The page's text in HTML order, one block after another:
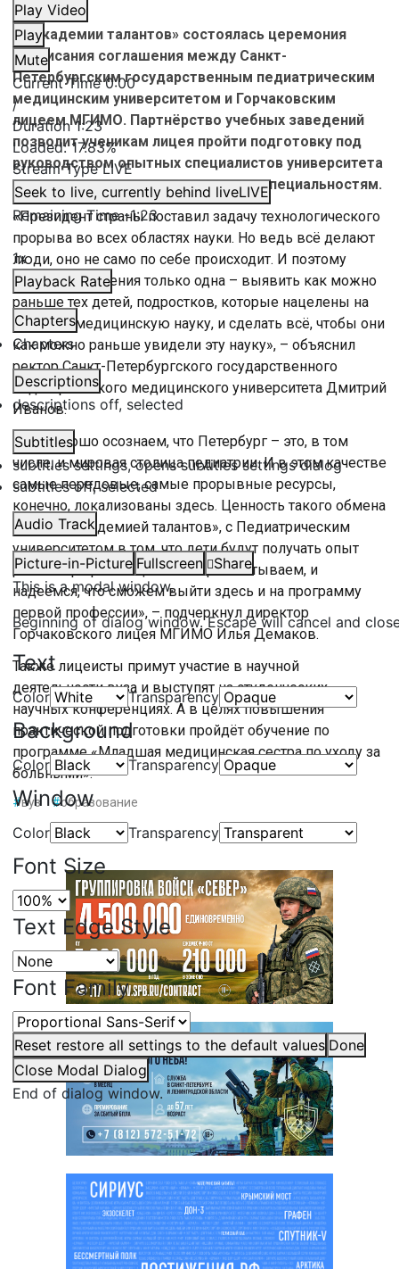
Play Video
Play
Mute
Current Time0:00
/
Duration1:23
Loaded:17.83%
Stream TypeLIVE
Seek to live, currently behind liveLIVE
Remaining Time-1:23
1x
Playback Rate
Chapters
Chapters
Descriptions
descriptions off, selected
Subtitles
subtitles settings, opens subtitles settings dialog
subtitles off, selected
Audio Track
Picture-in-Picture Fullscreen
Share
This is a modal window.
Beginning of dialog window. Escape will cancel and
Text
Color Transparency
Background
Color Transparency
Window
Color Transparency
Font Size
Text Edge Style
Font Family
Reset restore all settings to the default values Done
Close Modal Dialog
End of dialog window.
В «Академии талантов» состоялась церемония
подписания соглашения между Санкт-
Петербургским государственным педиатрическим
медицинским университетом и Горчаковским
лицеем МГИМО. Партнёрство учебных заведений
позволит ученикам лицея пройти подготовку под
руководством опытных специалистов университета
и повысит интерес к медицинским специальностям.
«Президент страны поставил задачу технологического
прорыва во всех областях науки. Но ведь всё делают
люди, оно не само по себе происходит. И поэтому
задача соглашения только одна – выявить как можно
раньше тех детей, подростков, которые нацелены на
науку, на медицинскую науку, и сделать всё, чтобы они
как можно раньше увидели эту науку», – объяснил
ректор Санкт-Петербургского государственного
педиатрического медицинского университета Дмитрий
Иванов.
«Мы хорошо осознаем, что Петербург – это, в том
числе, и мировая столица педиатрии. И в этом качестве
самые передовые, самые прорывные ресурсы,
конечно, локализованы здесь. Ценность такого обмена
здесь с «Академией талантов», с Педиатрическим
университетом в том, что дети будут получать опыт
ранней профилизации. Мы и рассчитываем, и
надеемся, что сможем выйти здесь и на программу
первой профессии», – подчеркнул директор
Горчаковского лицея МГИМО Илья Демаков.
Также лицеисты примут участие в научной
деятельности вуза и выступят на студенческих
научных конференциях. А в целях повышения
практической подготовки пройдёт обучение по
программе «Младшая медицинская сестра по уходу за
больными».
#вуз #образование